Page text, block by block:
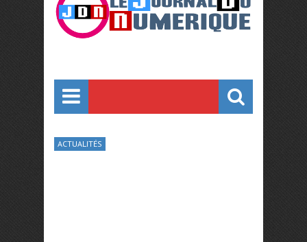
ACTUALITÉS